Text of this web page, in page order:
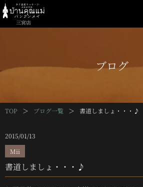
三宮店
ブログ
TOP ＞ ブログ一覧 ＞ 書道しましょ・・・♪
2015/01/13
Mii
書道しましょ・・・♪